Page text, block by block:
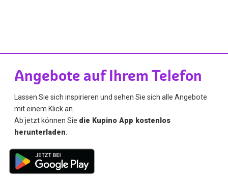
Angebote auf Ihrem Telefon
Lassen Sie sich inspirieren und sehen Sie sich alle Angebote
mit einem Klick an.
Ab jetzt können Sie die Kupino App kostenlos
herunterladen